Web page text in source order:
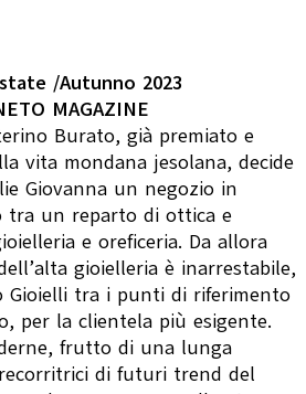
/Autunno 2023
MAGAZINE
Burato, già premiato e
vita mondana jesolana, decide
Giovanna un negozio in
tra un reparto di ottica e
e oreficeria. Da allora
gioielleria è inarrestabile,
Gioielli tra i punti di riferimento
per la clientela più esigente.
frutto di una lunga
di futuri trend del